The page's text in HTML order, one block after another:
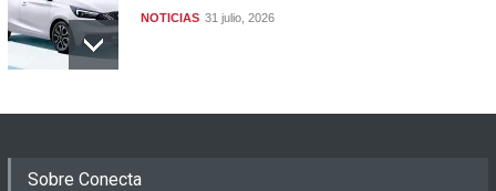
NOTICIAS 31 julio, 2026
Sobre Conecta